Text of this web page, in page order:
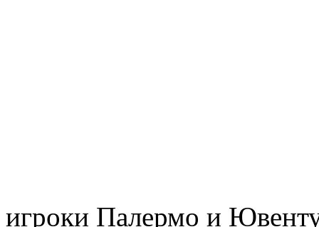
игроки Палермо и